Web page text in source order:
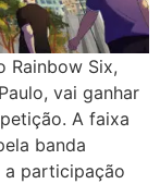
Rainbow Six,
vai ganhar
A faixa
banda
a participação